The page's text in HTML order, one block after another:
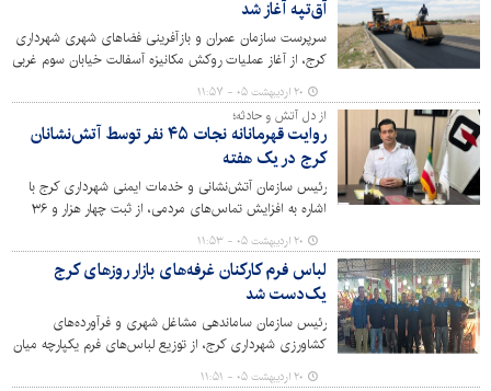
آق‌تپه آغاز شد
سرپرست سازمان عمران و بازآفرینی فضاهای شهری شهرداری
کرج، از آغاز عملیات روکش مکانیزه آسفالت خیابان سوم غربی
آق‌تپه در راستای رویکرد عدالت محوری و توزیع عادلانه
امکانات شهری در مناطق کم برخوردار شهر کرج خبر داد.
۲۰ اردیبهشت ۰۵ - ۱۱:۵۷
از دل آتش و حادثه؛
روایت قهرمانانه‌ نجات ۴۵ نفر توسط آتش‌نشانان
کرج در یک هفته
رئیس سازمان آتش‌نشانی و خدمات ایمنی شهرداری کرج با
اشاره به افزایش تماس‌های مردمی، از ثبت چهار هزار و ۳۶
تماس با سامانه ۱۲۵ در یک هفته گذشته خبر داد.
۲۰ اردیبهشت ۰۵ - ۱۱:۵۳
لباس فرم کارکنان غرفه‌های بازار روزهای کرج
یک‌دست شد
رئیس سازمان ساماندهی مشاغل شهری و فرآورده‌های
کشاورزی شهرداری کرج، از توزیع لباس‌های فرم یکپارچه میان
کارکنان غرفه‌های بازار روزهای میوه و تره‌بار خبر داد.
۲۰ اردیبهشت ۰۵ - ۱۱:۵۱